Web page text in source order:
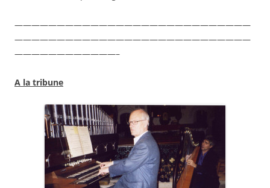
————————————————————————————
————————————————————————————
————————————–
A la tribune